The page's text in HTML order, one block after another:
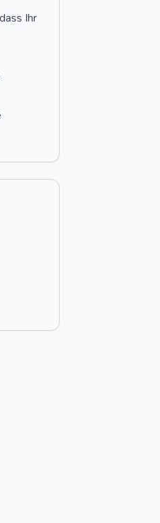
Ihr